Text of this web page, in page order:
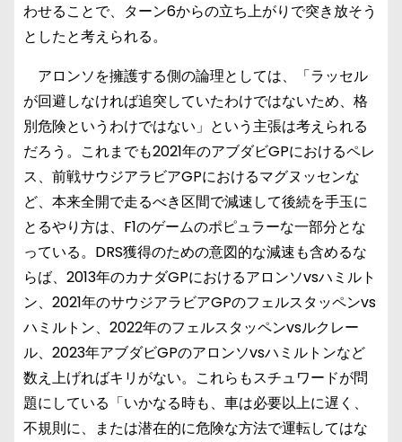
わせることで、ターン6からの立ち上がりで突き放そう
としたと考えられる。
アロンソを擁護する側の論理としては、「ラッセル
が回避しなければ追突していたわけではないため、格
別危険というわけではない」という主張は考えられる
だろう。これまでも2021年のアブダビGPにおけるペレ
ス、前戦サウジアラビアGPにおけるマグヌッセンな
ど、本来全開で走るべき区間で減速して後続を手玉に
とるやり方は、F1のゲームのポピュラーな一部分とな
っている。DRS獲得のための意図的な減速も含めるな
らば、2013年のカナダGPにおけるアロンソvsハミルト
ン、2021年のサウジアラビアGPのフェルスタッペンvs
ハミルトン、2022年のフェルスタッペンvsルクレー
ル、2023年アブダビGPのアロンソvsハミルトンなど
数え上げればキリがない。これらもスチュワードが問
題にしている「いかなる時も、車は必要以上に遅く、
不規則に、または潜在的に危険な方法で運転してはな